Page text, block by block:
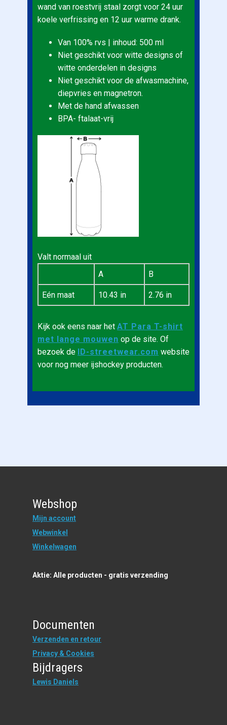
wand van roestvrij staal zorgt voor 24 uur
koele verfrissing en 12 uur warme drank.
Van 100% rvs | inhoud: 500 ml
Niet geschikt voor witte designs of
witte onderdelen in designs
Niet geschikt voor de afwasmachine,
diepvries en magnetron.
Met de hand afwassen
BPA- ftalaat-vrij
Valt normaal uit
A
B
Eén maat 10.43 in 2.76 in
Kijk ook eens naar het AT Para T-shirt
met lange mouwen op de site. Of
bezoek de ID-streetwear.com website
voor nog meer ijshockey producten.
Webshop
Mijn account
Webwinkel
Winkelwagen
Aktie: Alle producten - gratis verzending
Documenten
Verzenden en retour
Privacy & Cookies
Bijdragers
Lewis Daniels